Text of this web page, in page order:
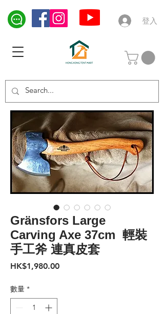
登入
Gränsfors Large
Carving Axe 37cm 輕裝
手工斧 連真皮套
HK$1,980.00價
數量 *